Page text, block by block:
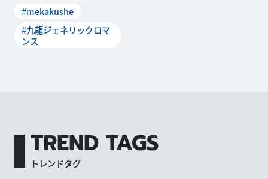
ス」では、ED楽曲「恋のレト
ロニム」に加え、挿入歌「...
#mekakushe
#九龍ジェネリックロマ
ンス
TREND TAGS
トレンドタグ